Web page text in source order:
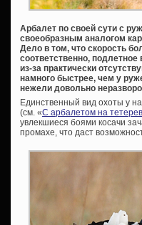
Арбалет по своей сути с
своеобразным аналогом
Дело в том, что скорость
соответственно,
из-за практически
намного быстрее, чем у
нежели довольно
Единственный вид охоты у
(см. «С арбалетом на
увлекшиеся боями косачи
промахе, что даст